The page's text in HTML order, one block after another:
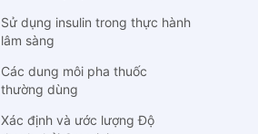
Sử dụng insulin trong thực hành
lâm sàng
Các dung môi pha thuốc
thường dùng
Xác định và ước lượng Độ